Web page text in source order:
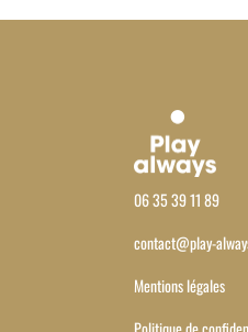
06 35 39 11 89
contact@play-
Mentions légales